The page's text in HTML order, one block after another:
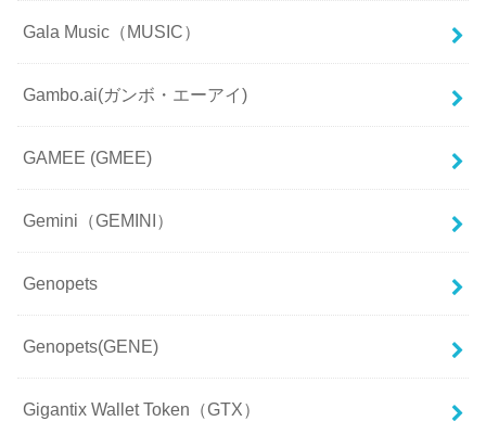
Gala Music（MUSIC）
Gambo.ai(ガンボ・エーアイ)
GAMEE (GMEE)
Gemini（GEMINI）
Genopets
Genopets(GENE)
Gigantix Wallet Token（GTX）